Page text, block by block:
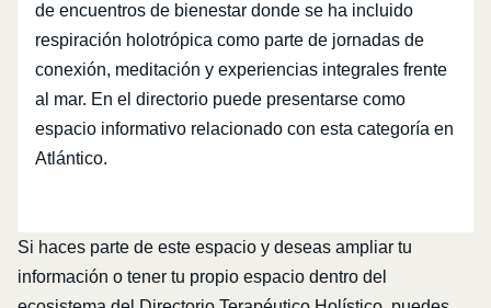
de encuentros de bienestar donde se ha incluido
respiración holotrópica como parte de jornadas de
conexión, meditación y experiencias integrales frente
al mar. En el directorio puede presentarse como
espacio informativo relacionado con esta categoría en
Atlántico.
Si haces parte de este espacio y deseas ampliar tu
información o tener tu propio espacio dentro del